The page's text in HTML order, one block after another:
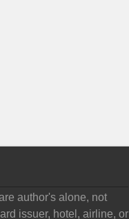
author's alone, not
issuer, hotel, airline, or